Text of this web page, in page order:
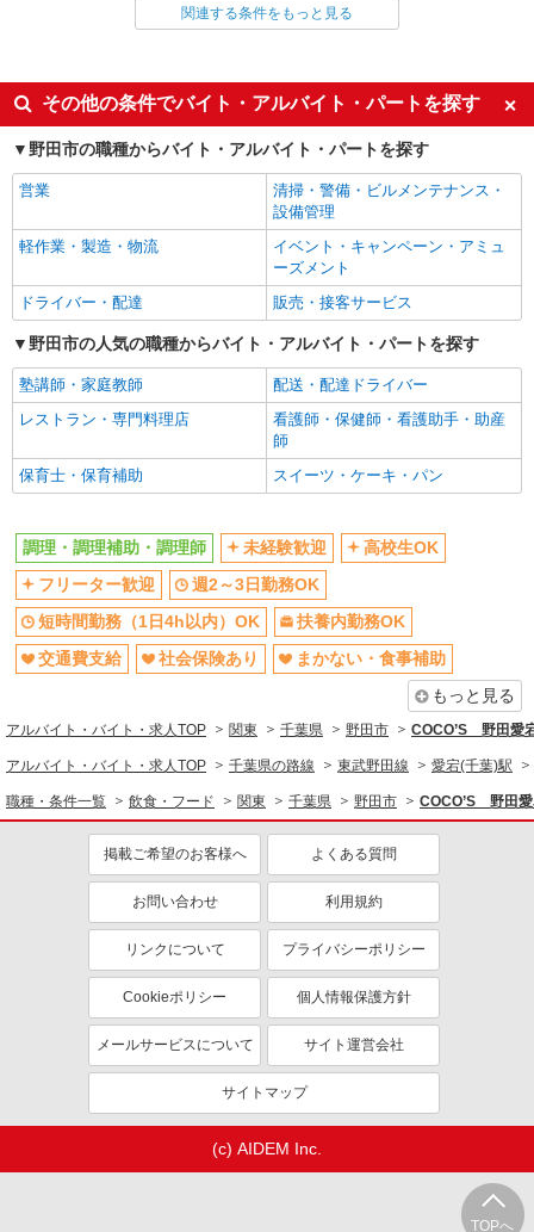
合、残業代を1分単位で別途支給します。
雪印メグミルク野田 （千葉県野田市上三ケ尾
キープ 詳細を見る
アルバイト パート
コンパスグループ・ジャパン株式会社 21351_p
調理補助【アルバイト・パート】
時給1,150円〜1,200円 試用期間中 時給1,150
円〜1,200円(試用期間2ヶ月) 残業が発生した場
合、残業代を1分単位で別途支給します。
ＬＩＸＩＬ野田技術開発センター （千葉県野
田市中里3000 LIXIL野田技術開発センター社員食
堂）
キープ 詳細を見る
アルバイト パート
すき家の店舗スタッフ（接客・調理・清掃な
高校生時給1,150円 ※早朝手当（5:00〜9:00）時給
＋150円千葉県野田市花井200-1
キープ 詳細を見る
アルバイト パート
キッチン（フード）スタッフ
時給1220円 ※22:00以降は時給1525円 ■土日・
祝手当 土日・祝は時給＋100円
千葉県野田市つつみ野1-2-4
キープ 詳細を見る
パート
すき家 野田花井店
すき家の店舗スタッフ（接客・調理・清掃な
ど）
時給1,500円
千葉県野田市花井200-1
すき家 野田つつみ野店
すき家の店舗スタッフ（接客・調理・清掃な
同じ雇用形態から愛宕(千葉)駅の求人を探す
同じ特徴から愛宕(千葉)駅の求人を探す
未経験歓迎
高校生OK
フリーター歓迎
週2～3日勤務OK
扶養内勤務OK
交通費支給
社会保険あり
社員登用あり
同じ職種から求人を探す
調理・調理補助・調理師
未経験歓迎
高校生OK
扶養内勤務OK
交通費支給
社会保険あり
まかない・食事補助
社員登用あり
関連する条件をもっと見る
その他の条件でバイト・アルバイト・パートを探す
野田市の職種からバイト・アルバイト・パートを探す
営業
清掃・警備・ビルメンテナンス・
設備管理
軽作業・製造・物流
イベント・キャンペーン・アミュ
ーズメント
ドライバー・配達
販売・接客サービス
野田市の人気の職種からバイト・アルバイト・パートを探す
塾講師・家庭教師
配送・配達ドライバー
レストラン・専門料理店
看護師・保健師・看護助手・助産
師
保育士・保育補助
スイーツ・ケーキ・パン
TOPへ
調理・調理補助・調理師 未経験歓迎
高校生OK
フリーター歓迎
週2～3日勤務OK
短時間勤務（1日4h以内）OK
扶養内勤務OK
交通費支給
社会保険あり
まかない・食事補助
もっと見る
アルバイト・バイト・求人TOP 関東 千葉県 野田市 COCO’S 野田愛
アルバイト・バイト・求人TOP 千葉県の路線 東武野田線 愛宕(千葉)駅
職種・条件一覧 飲食・フード 関東 千葉県 野田市 COCO’S 野田
掲載ご希望のお客様へ よくある質問
お問い合わせ 利用規約
リンクについて プライバシーポリシー
Cookieポリシー 個人情報保護方針
メールサービスについて サイト運営会社
サイトマップ
(c) AIDEM Inc.